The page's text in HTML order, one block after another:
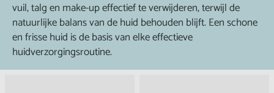
vuil, talg en make-up effectief te verwijderen, terwijl de
natuurlijke balans van de huid behouden blijft. Een schone
en frisse huid is de basis van elke effectieve
huidverzorgingsroutine.